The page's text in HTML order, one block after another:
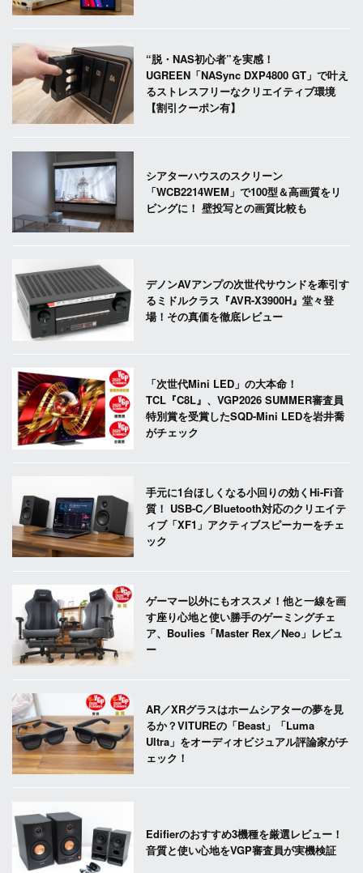
“脱・NAS初心者”を実感！
UGREEN「NASync DXP4800 GT」で叶え
るストレスフリーなクリエイティブ環境
【割引クーポン有】
シアターハウスのスクリーン
「WCB2214WEM」で100型＆高画質をリ
ビングに！ 壁投写との画質比較も
デノンAVアンプの次世代サウンドを牽引す
るミドルクラス『AVR-X3900H』堂々登
場！その真価を徹底レビュー
「次世代Mini LED」の大本命！
TCL『C8L』、VGP2026 SUMMER審査員
特別賞を受賞したSQD-Mini LEDを岩井喬
がチェック
手元に1台ほしくなる小回りの効くHi-Fi音
質！ USB-C／Bluetooth対応のクリエイテ
ィブ「XF1」アクティブスピーカーをチェ
ック
ゲーマー以外にもオススメ！他と一線を画
す座り心地と使い勝手のゲーミングチェ
ア、Boulies「Master Rex／Neo」レビュ
ー
AR／XRグラスはホームシアターの夢を見
るか？VITUREの「Beast」「Luma
Ultra」をオーディオビジュアル評論家がチ
ェック！
Edifierのおすすめ3機種を厳選レビュー！
音質と使い心地をVGP審査員が実機検証